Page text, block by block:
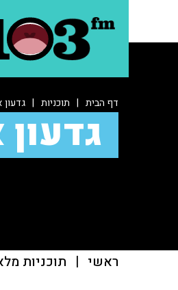
דף הבית | תוכניות |
ראשי | תוכניות